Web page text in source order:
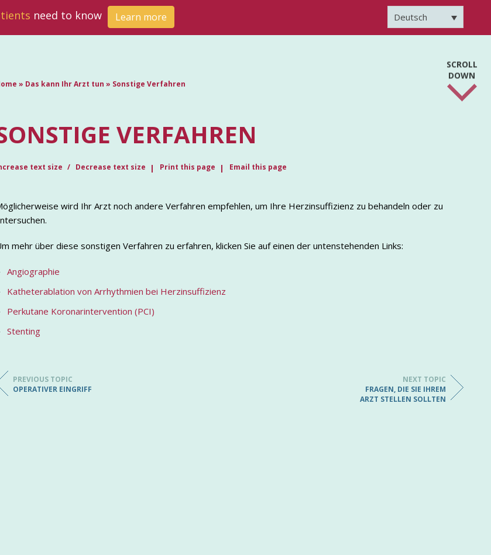
need to know Learn more Deutsch
» Das kann Ihr Arzt tun » Sonstige Verfahren
VERFAHREN
text size Decrease text size Print this page Email this page
wird Ihr Arzt noch andere Verfahren empfehlen, um Ihre Herzinsuffizienz zu behandeln oder zu
mehr über diese sonstigen Verfahren zu erfahren, klicken Sie auf einen der untenstehenden Links:
Angiographie
Katheterablation von Arrhythmien bei Herzinsuffizienz
Perkutane Koronarintervention (PCI)
Stenting
PREVIOUS TOPIC
OPERATIVER EINGRIFF
NEXT TOPIC
FRAGEN, DIE SIE IHREM
ARZT STELLEN SOLLTEN
SCROLL
DOWN